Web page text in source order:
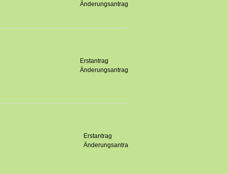
Änderungsantrag
Erstantrag
Änderungsantrag
Erstantrag
Änderungsantra